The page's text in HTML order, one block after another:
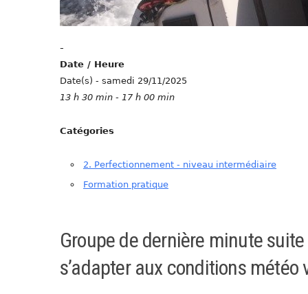
-
Date / Heure
Date(s) - samedi 29/11/2025
13 h 30 min - 17 h 00 min
Catégories
2. Perfectionnement - niveau intermédiaire
Formation pratique
Groupe de dernière minute
s’adapter aux conditions météo